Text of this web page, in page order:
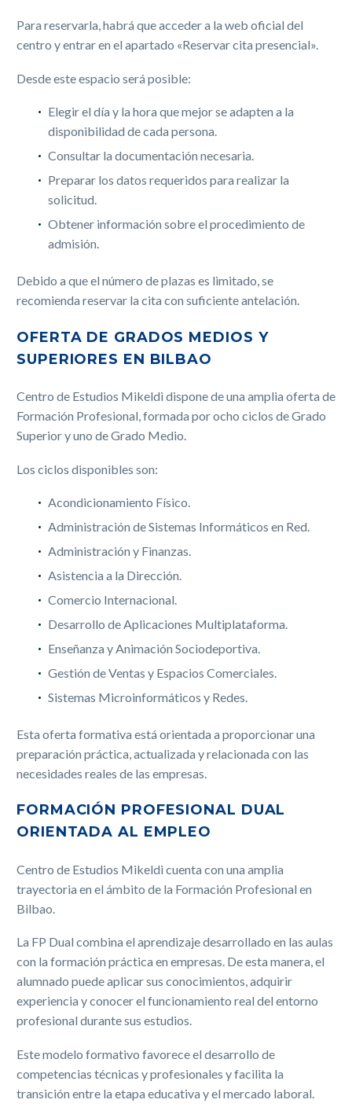
Para reservarla, habrá que acceder a la web oficial del
centro y entrar en el apartado «Reservar cita presencial».
Desde este espacio será posible:
Elegir el día y la hora que mejor se adapten a la
disponibilidad de cada persona.
Consultar la documentación necesaria.
Preparar los datos requeridos para realizar la
solicitud.
Obtener información sobre el procedimiento de
admisión.
Debido a que el número de plazas es limitado, se
recomienda reservar la cita con suficiente antelación.
OFERTA DE GRADOS MEDIOS Y
SUPERIORES EN BILBAO
Centro de Estudios Mikeldi dispone de una amplia oferta de
Formación Profesional, formada por ocho ciclos de Grado
Superior y uno de Grado Medio.
Los ciclos disponibles son:
Acondicionamiento Físico.
Administración de Sistemas Informáticos en Red.
Administración y Finanzas.
Asistencia a la Dirección.
Comercio Internacional.
Desarrollo de Aplicaciones Multiplataforma.
Enseñanza y Animación Sociodeportiva.
Gestión de Ventas y Espacios Comerciales.
Sistemas Microinformáticos y Redes.
Esta oferta formativa está orientada a proporcionar una
preparación práctica, actualizada y relacionada con las
necesidades reales de las empresas.
FORMACIÓN PROFESIONAL DUAL
ORIENTADA AL EMPLEO
Centro de Estudios Mikeldi cuenta con una amplia
trayectoria en el ámbito de la Formación Profesional en
Bilbao.
La FP Dual combina el aprendizaje desarrollado en las aulas
con la formación práctica en empresas. De esta manera, el
alumnado puede aplicar sus conocimientos, adquirir
experiencia y conocer el funcionamiento real del entorno
profesional durante sus estudios.
Este modelo formativo favorece el desarrollo de
competencias técnicas y profesionales y facilita la
transición entre la etapa educativa y el mercado laboral.